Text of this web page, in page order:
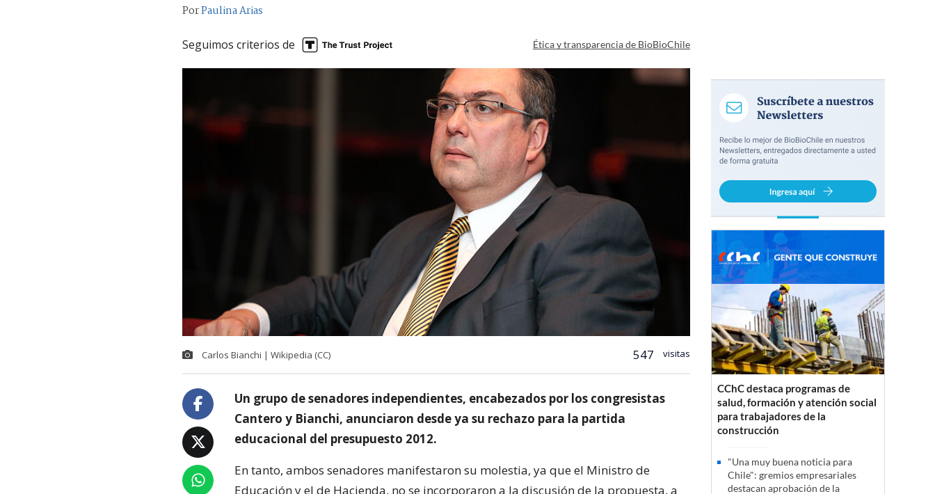
PorPaulina Arias
Seguimos criterios de Ética y transparencia de BioBioChile
Carlos Bianchi | Wikipedia (CC) 547 visitas
Un grupo de senadores independientes, encabezados por los congresistas
Cantero y Bianchi, anunciaron desde ya su rechazo para la partida
educacional del presupuesto 2012.
En tanto, ambos senadores manifestaron su molestia, ya que el Ministro de
Educación y el de Hacienda, no se incorporaron a la discusión de la propuesta, a
CChC destaca programas de
salud, formación y atención social
para trabajadores de la
construcción
"Una muy buena noticia para
Chile": gremios empresariales
destacan aprobación de la